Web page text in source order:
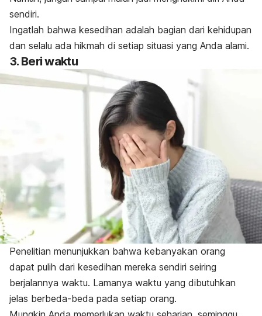
sendiri.
Ingatlah bahwa kesedihan adalah bagian dari kehidupan
dan selalu ada hikmah di setiap situasi yang Anda alami.
3. Beri waktu
Penelitian menunjukkan bahwa kebanyakan orang
dapat pulih dari kesedihan mereka sendiri seiring
berjalannya waktu. Lamanya waktu yang dibutuhkan
jelas berbeda-beda pada setiap orang.